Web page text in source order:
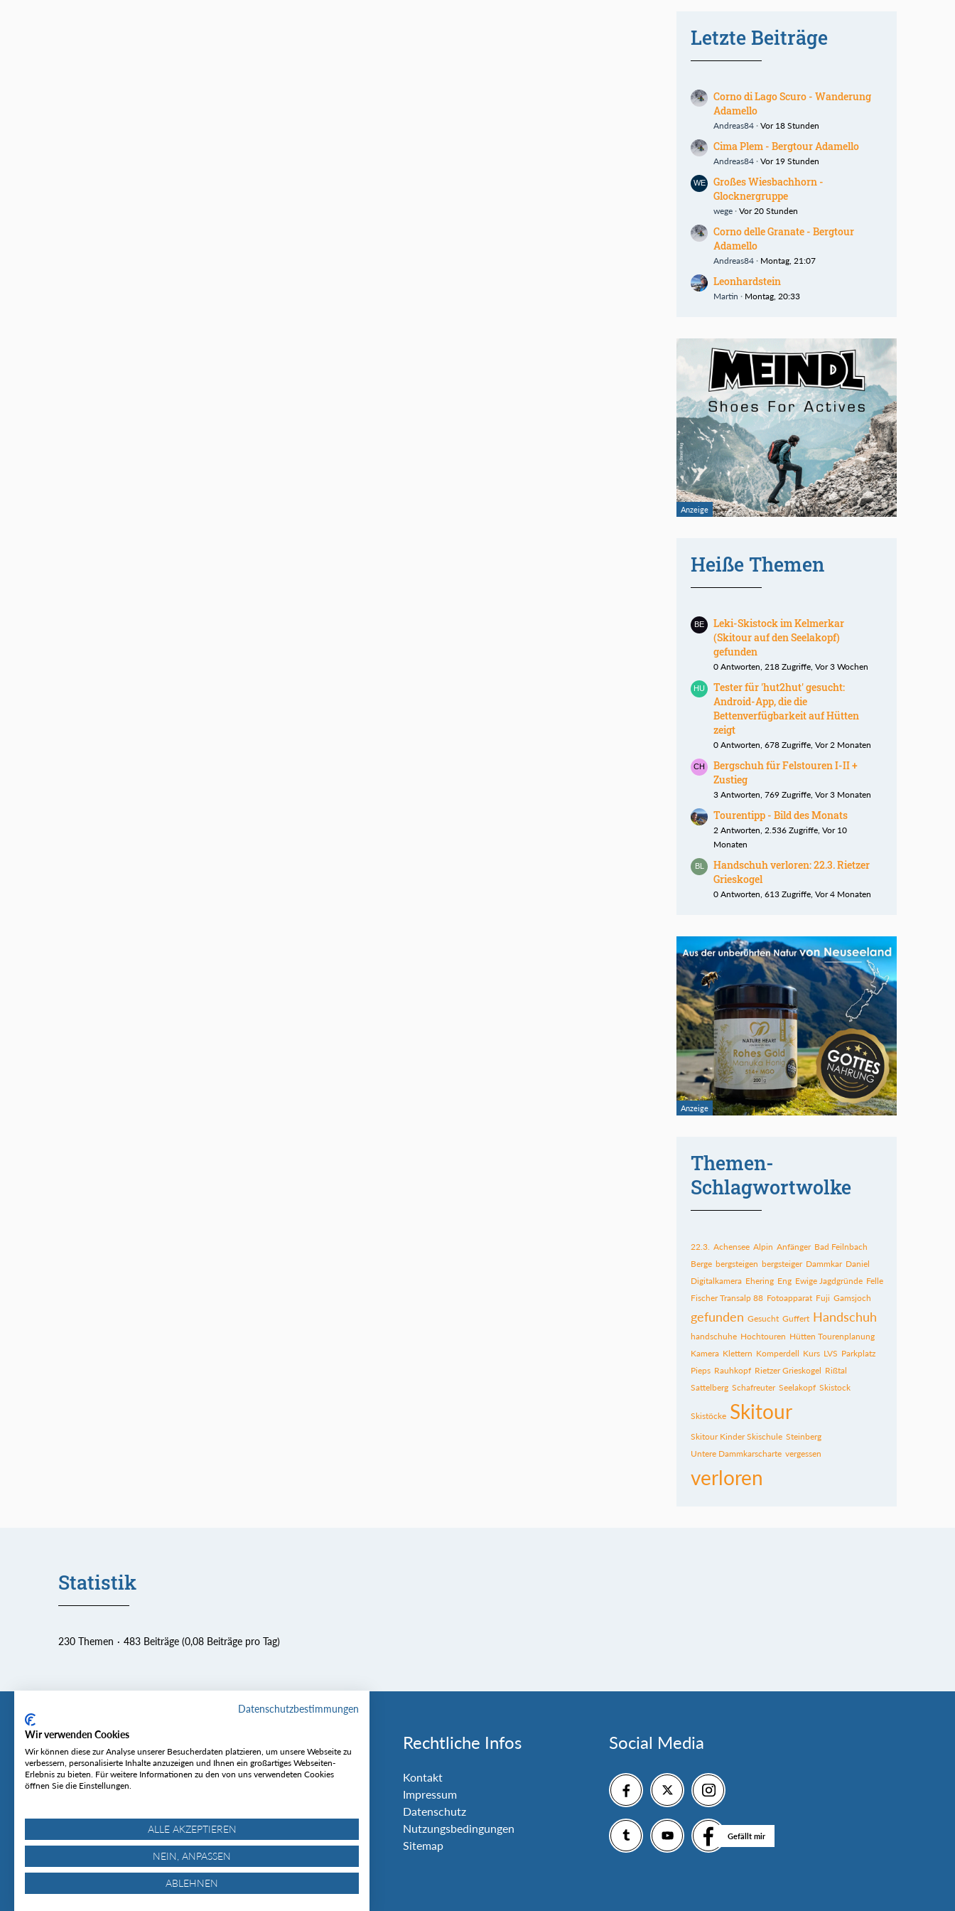
Letzte Beiträge
Corno di Lago Scuro - Wanderung
Adamello
Andreas84 Vor 18 Stunden
Cima Plem - Bergtour Adamello
Andreas84 Vor 19 Stunden
Großes Wiesbachhorn -
Glocknergruppe
wege Vor 20 Stunden
Corno delle Granate - Bergtour
Adamello
Andreas84 Montag, 21:07
Leonhardstein
Martin Montag, 20:33
Heiße Themen
Leki-Skistock im Kelmerkar
(Skitour auf den Seelakopf)
gefunden
0 Antworten, 218 Zugriffe, Vor 3 Wochen
Tester für 'hut2hut' gesucht:
Android-App, die die
Bettenverfügbarkeit auf Hütten
zeigt
0 Antworten, 678 Zugriffe, Vor 2 Monaten
Bergschuh für Felstouren I-II +
Zustieg
3 Antworten, 769 Zugriffe, Vor 3 Monaten
Tourentipp - Bild des Monats
2 Antworten, 2.536 Zugriffe, Vor 10
Monaten
Handschuh verloren: 22.3. Rietzer
Grieskogel
0 Antworten, 613 Zugriffe, Vor 4 Monaten
Themen-
Schlagwortwolke
22.3. Achensee Alpin Anfänger Bad Feilnbach
Berge bergsteigen bergsteiger Dammkar Daniel
Digitalkamera Ehering Eng Ewige Jagdgründe Felle
Fischer Transalp 88 Fotoapparat Fuji Gamsjoch
gefunden Gesucht Guffert Handschuh
handschuhe Hochtouren Hütten Tourenplanung
Kamera Klettern Komperdell Kurs LVS Parkplatz
Pieps Rauhkopf Rietzer Grieskogel Rißtal
Sattelberg Schafreuter Seelakopf Skistock
Skistöcke Skitour
Skitour Kinder Skischule Steinberg
Untere Dammkarscharte vergessen
verloren
Statistik
230 Themen 483 Beiträge (0,08 Beiträge pro Tag)
Tourentipp
Über uns
Wetter & Lawinenlage
Rechtliche Infos
Kontakt
Impressum
Datenschutz
Nutzungsbedingungen
Sitemap
Social Media
Gefällt mir
© Tourentipp.com 2025
Datenschutzbestimmungen
Wir verwenden Cookies
Wir können diese zur Analyse unserer Besucherdaten platzieren, um unsere Webseite zu
verbessern, personalisierte Inhalte anzuzeigen und Ihnen ein großartiges Webseiten-
Erlebnis zu bieten. Für weitere Informationen zu den von uns verwendeten Cookies
öffnen Sie die Einstellungen.
ALLE AKZEPTIEREN
NEIN, ANPASSEN
ABLEHNEN